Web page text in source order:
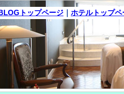
トップページ ｜ ホテルトップペ